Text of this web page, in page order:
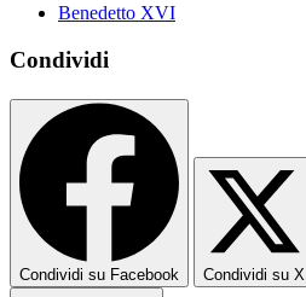
Benedetto XVI
Condividi
Condividi su Facebook Condividi su X